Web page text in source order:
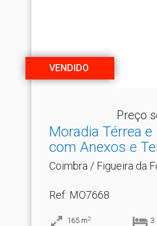
VENDIDO
Preço
Moradia Térrea e
com Anexos e
Coimbra / Figueira da
Ref: MO7668
165 m2 3